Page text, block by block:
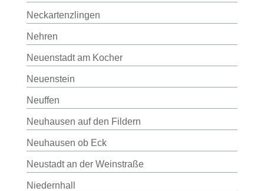
Neckartenzlingen
Nehren
Neuenstadt am Kocher
Neuenstein
Neuffen
Neuhausen auf den Fildern
Neuhausen ob Eck
Neustadt an der Weinstraße
Niedernhall